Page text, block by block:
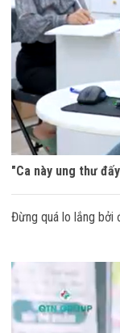
"Ca này ung thư
Đừng quá lo lắng bởi